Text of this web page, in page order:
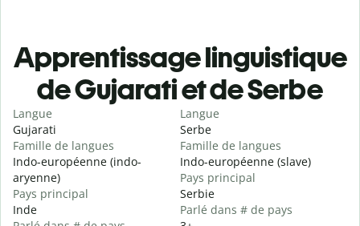
Apprentissage linguistique
de Gujarati et de Serbe
Langue
Gujarati
Famille de langues
Indo-européenne (indo-
aryenne)
Pays principal
Inde
Langue
Serbe
Famille de langues
Indo-européenne (slave)
Pays principal
Serbie
Parlé dans # de pays